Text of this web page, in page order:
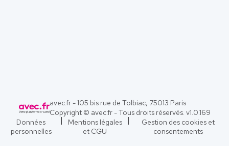
avec.fr - 105 bis rue de Tolbiac, 75013 Paris
Copyright © avec.fr - Tous droits réservés. v1.0.169
Données
personnelles
Mentions légales
et CGU
Gestion des cookies et
consentements